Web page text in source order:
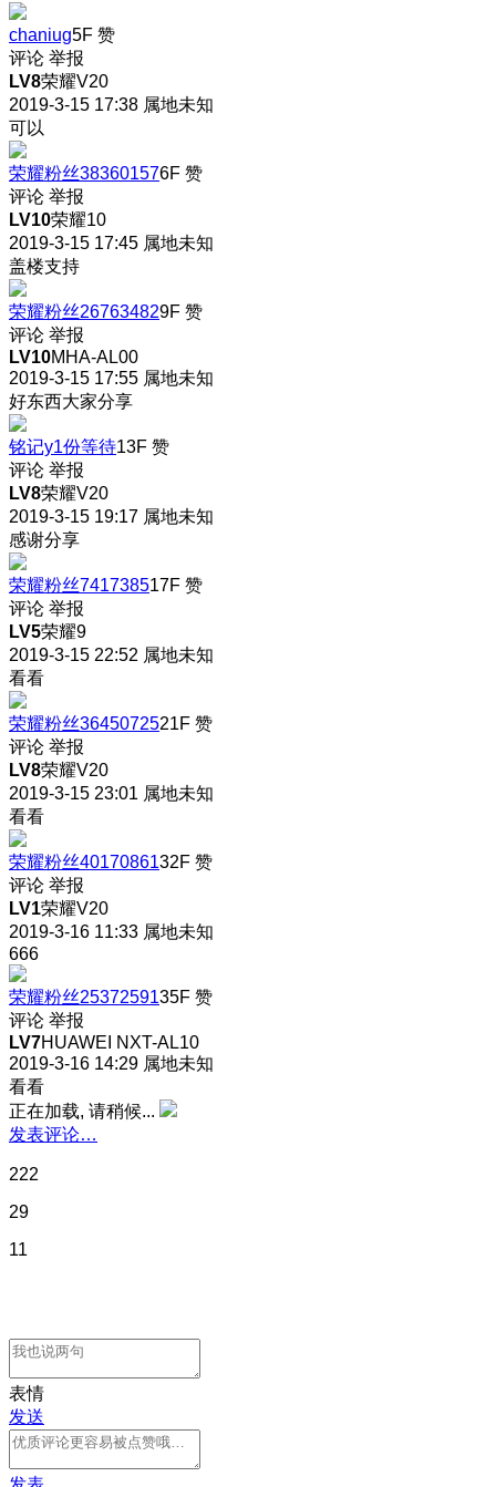
chaniug5F 赞
评论 举报
LV8荣耀V20
2019-3-15 17:38 属地未知
可以
荣耀粉丝383601576F 赞
评论 举报
LV10荣耀10
2019-3-15 17:45 属地未知
盖楼支持
荣耀粉丝267634829F 赞
评论 举报
LV10MHA-AL00
2019-3-15 17:55 属地未知
好东西大家分享
铭记y1份等待13F 赞
评论 举报
LV8荣耀V20
2019-3-15 19:17 属地未知
感谢分享
荣耀粉丝741738517F 赞
评论 举报
LV5荣耀9
2019-3-15 22:52 属地未知
看看
荣耀粉丝3645072521F 赞
评论 举报
LV8荣耀V20
2019-3-15 23:01 属地未知
看看
荣耀粉丝4017086132F 赞
评论 举报
LV1荣耀V20
2019-3-16 11:33 属地未知
666
荣耀粉丝2537259135F 赞
评论 举报
LV7HUAWEI NXT-AL10
2019-3-16 14:29 属地未知
看看
正在加载, 请稍候...
发表评论…
222
29
11
表情
发送